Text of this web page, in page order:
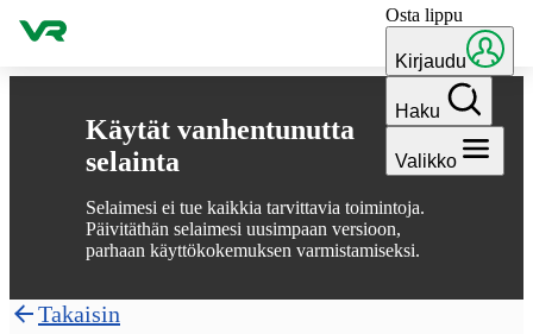
Käytät vanhentunutta
selainta
Selaimesi ei tue kaikkia tarvittavia toimintoja.
Päivitäthän selaimesi uusimpaan versioon,
parhaan käyttökokemuksen varmistamiseksi.
Hyppää sisältöön Osta lippu
Kirjaudu
Haku
Valikko
Takaisin